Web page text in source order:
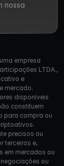
nossa
empresa
LTDA.,
e
mercado.
disponíveis
constituem
para compra ou
precisos ou
terceiros e,
em mercados ou
ou